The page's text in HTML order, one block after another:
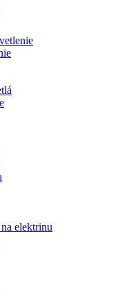
elektrinu